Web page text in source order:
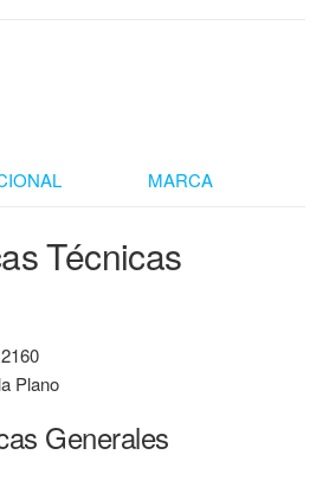
MARCA
Técnicas
Plano
Generales